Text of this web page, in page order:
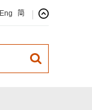
Eng 简